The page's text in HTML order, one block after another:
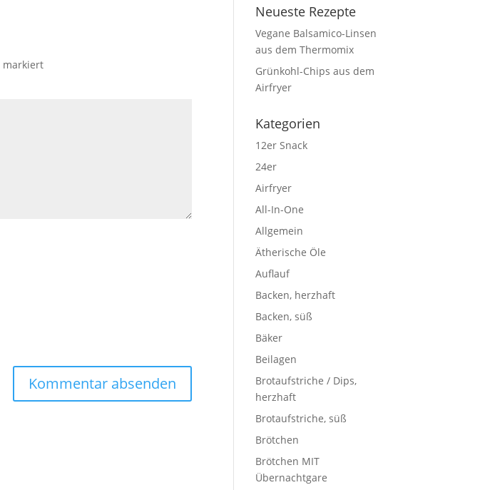
markiert
Neueste Rezepte
Vegane Balsamico-Linsen
aus dem Thermomix
Grünkohl-Chips aus dem
Airfryer
Kategorien
12er Snack
24er
Airfryer
All-In-One
Allgemein
Ätherische Öle
Auflauf
Backen, herzhaft
Backen, süß
Bäker
Beilagen
Brotaufstriche / Dips,
herzhaft
Brotaufstriche, süß
Brötchen
Brötchen MIT
Übernachtgare